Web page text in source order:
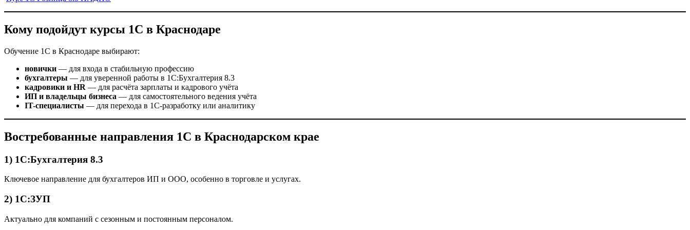
Кому подойдут курсы 1С в Краснодаре
Обучение 1С в Краснодаре выбирают:
новички — для входа в стабильную профессию
бухгалтеры — для уверенной работы в 1С:Бухгалтерия 8.3
кадровики и HR — для расчёта зарплаты и кадрового учёта
ИП и владельцы бизнеса — для самостоятельного ведения учёта
IT-специалисты — для перехода в 1С-разработку или аналитику
Востребованные направления 1С в Краснодарском крае
1) 1С:Бухгалтерия 8.3
Ключевое направление для бухгалтеров ИП и ООО, особенно в торговле и услугах.
2) 1С:ЗУП
Актуально для компаний с сезонным и постоянным персоналом.